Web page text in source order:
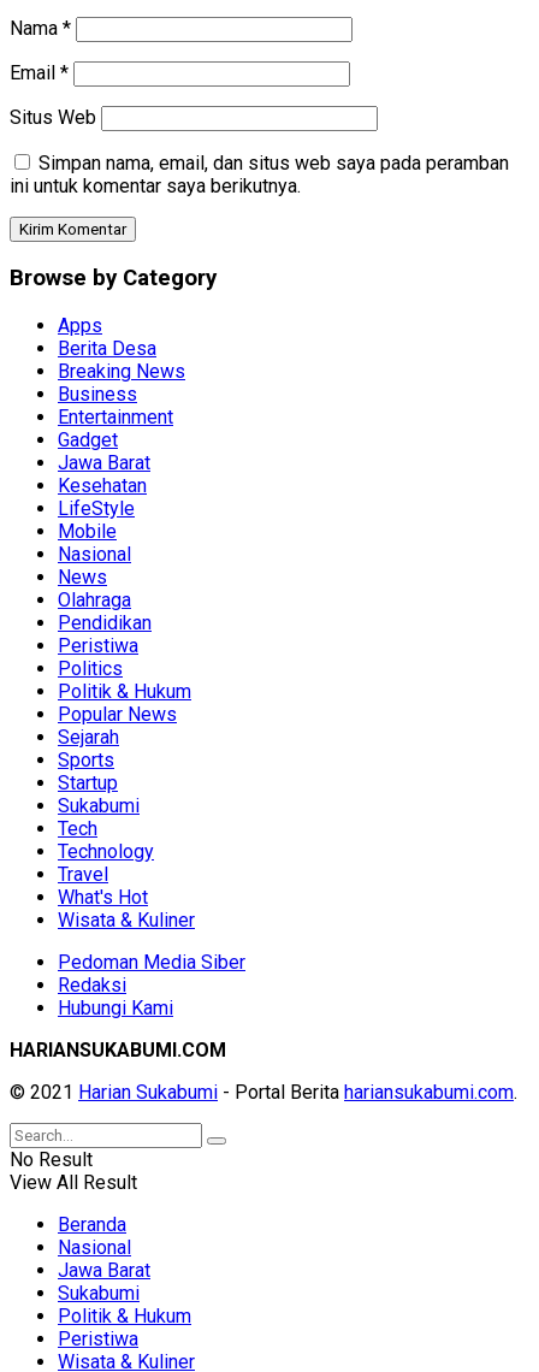
Nama *
Email *
Situs Web
Simpan nama, email, dan situs web saya pada peramban
ini untuk komentar saya berikutnya.
Browse by Category
Apps
Berita Desa
Breaking News
Business
Entertainment
Gadget
Jawa Barat
Kesehatan
LifeStyle
Mobile
Nasional
News
Olahraga
Pendidikan
Peristiwa
Politics
Politik & Hukum
Popular News
Sejarah
Sports
Startup
Sukabumi
Tech
Technology
Travel
What's Hot
Wisata & Kuliner
Pedoman Media Siber
Redaksi
Hubungi Kami
HARIANSUKABUMI.COM
© 2021 Harian Sukabumi - Portal Berita hariansukabumi.com.
No Result
View All Result
Beranda
Nasional
Jawa Barat
Sukabumi
Politik & Hukum
Peristiwa
Wisata & Kuliner